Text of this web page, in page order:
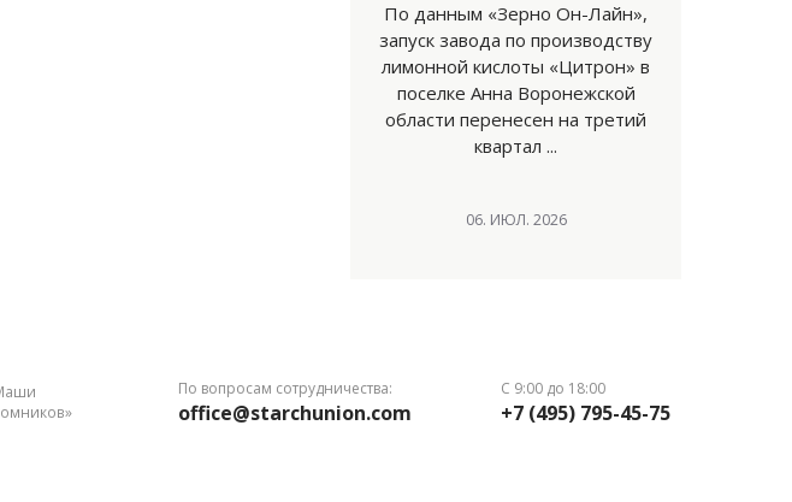
По данным «Зерно Он-Лайн»,
запуск завода по производству
лимонной кислоты «Цитрон» в
поселке Анна Воронежской
области перенесен на третий
квартал ...
06. ИЮЛ. 2026
По вопросам сотрудничества:
office@starchunion.com
С 9:00 до 18:00
+7 (495) 795-45-75